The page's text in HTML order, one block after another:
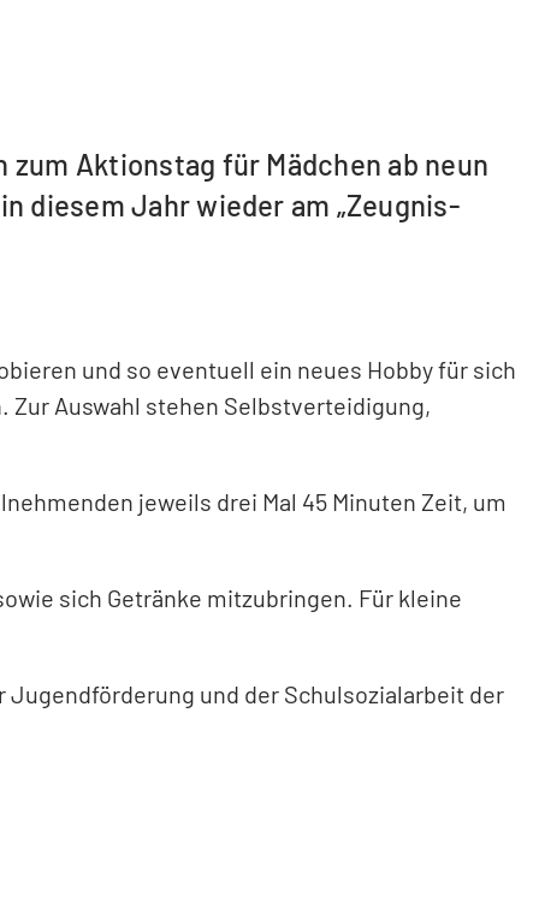
Aktionstag für Mädchen ab neun
diesem Jahr wieder am „Zeugnis-
und so eventuell ein neues Hobby für sich
Zur Auswahl stehen Selbstverteidigung,
jeweils drei Mal 45 Minuten Zeit, um
sich Getränke mitzubringen. Für kleine
und der Schulsozialarbeit der